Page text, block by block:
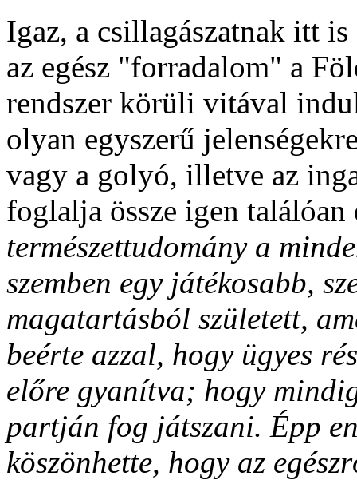
Igaz, a csillagászatnak itt
az egész "forradalom" a
rendszer körüli vitával
olyan egyszerű
vagy a golyó, illetve az
foglalja össze igen
természettudomány a
szemben egy játékosabb,
magatartásból született,
beérte azzal, hogy ügyes
előre gyanítva; hogy
partján fog játszani. Épp
köszönhette, hogy az